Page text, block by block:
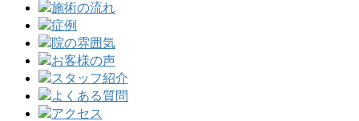
施術の流れ
症例
院の雰囲気
お客様の声
スタッフ紹介
よくある質問
アクセス